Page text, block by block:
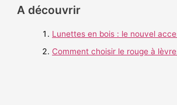
A découvrir
Lunettes en bois : le nouvel
Comment choisir le rouge à